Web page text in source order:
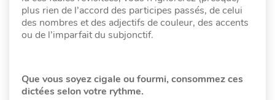
plus rien de l’accord des participes passés, de celui
des nombres et des adjectifs de couleur, des accents
ou de l’imparfait du subjonctif.
Que vous soyez cigale ou fourmi, consommez ces
dictées selon votre rythme.